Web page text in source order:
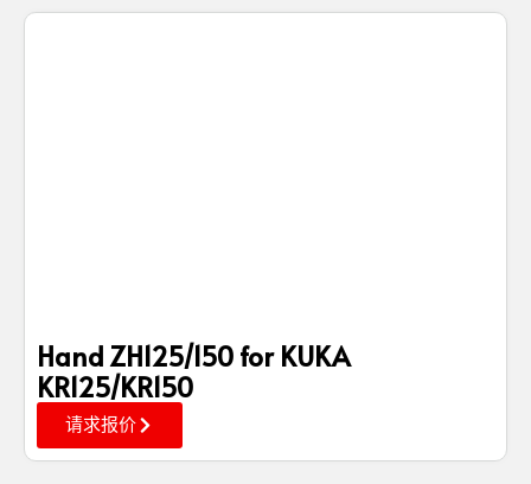
Hand ZH125/150 for KUKA
KR125/KR150
请求报价